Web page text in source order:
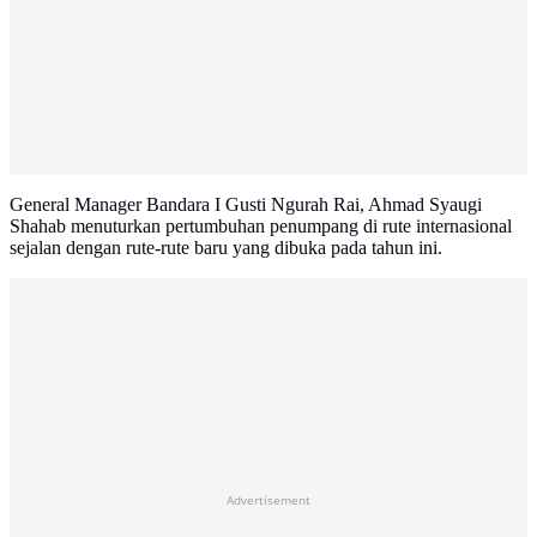
General Manager Bandara I Gusti Ngurah Rai, Ahmad Syaugi
Shahab menuturkan pertumbuhan penumpang di rute internasional
sejalan dengan rute-rute baru yang dibuka pada tahun ini.
Advertisement